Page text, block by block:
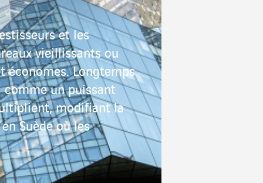
et les
vieillissants ou
économes. Longtemps
comme un puissant
modifiant la
Suède où les